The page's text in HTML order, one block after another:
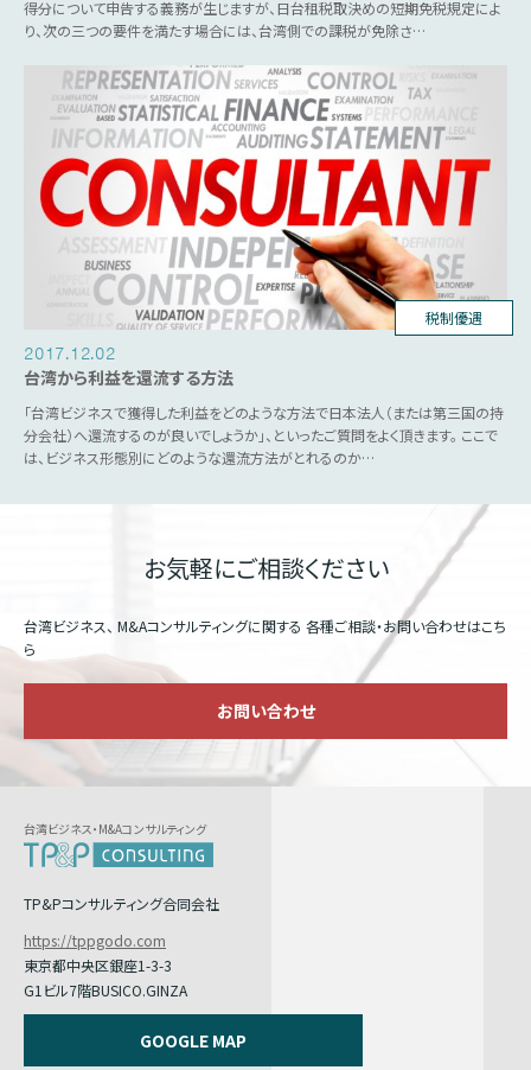
得分について申告する義務が生じますが、日台租税取決めの短期免税規定によ
り、次の三つの要件を満たす場合には、台湾側での課税が免除さ…
台湾ビジネス
税法関連
税制優遇
2017.12.02
台湾から利益を還流する方法
「台湾ビジネスで獲得した利益をどのような方法で日本法人（または第三国の持
分会社）へ還流するのが良いでしょうか」、といったご質問をよく頂きます。 ここで
は、ビジネス形態別にどのような還流方法がとれるのか…
お気軽にご相談ください
台湾ビジネス、 M&Aコンサルティングに関する 各種ご相談・お問い合わせはこち
ら
お問い合わせ
台湾ビジネス・M&Aコンサルティング
TP&Pコンサルティング合同会社
https://tppgodo.com
東京都中央区銀座1-3-3
G1ビル7階BUSICO.GINZA
GOOGLE MAP